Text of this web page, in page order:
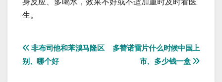
生。
文
章
多替诺雷片什么时候中国上
市、多少钱一盒
非布司他和苯溴马隆区
别、哪个好